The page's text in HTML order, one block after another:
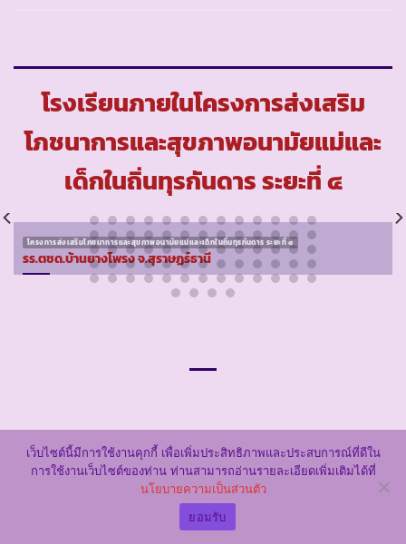
โรงเรียนภายในโครงการส่งเสริม
โภชนาการและสุขภาพอนามัยแม่และ
เด็กในถิ่นทุรกันดาร ระยะที่ ๔
โครงการส่งเสริมโภชนาการและสุขภาพอนามัยแม่และเด็กในถิ่นทุรกันดาร ระยะที่ ๔
รร.ตชด.บ้านยางโพรง จ.สุราษฏร์ธานี
This entry was posted in
โครงการส่งเสริมโภชนาการและสุขภาพอนามัยแม่
และเด็กในถิ่นทุรกันดาร ระยะที่ ๔
. Bookmark the permalink
เว็บไซต์นี้มีการใช้งานคุกกี้ เพื่อเพิ่มประสิทธิภาพและประสบการณ์ที่ดีใน
การใช้งานเว็บไซต์ของท่าน ท่านสามารถอ่านรายละเอียดเพิ่มเติมได้ที่
นโยบายความเป็นส่วนตัว
ยอมรับ